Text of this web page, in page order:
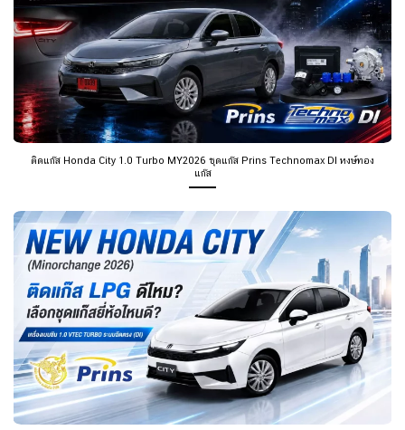
ติดแก๊ส Honda City 1.0 Turbo MY2026 ชุดแก๊ส Prins Technomax DI หงษ์ทอง
แก๊ส